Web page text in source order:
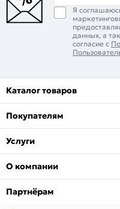
Я
данных, а
согласие с
Каталог товаров
Покупателям
Услуги
О компании
Партнёрам